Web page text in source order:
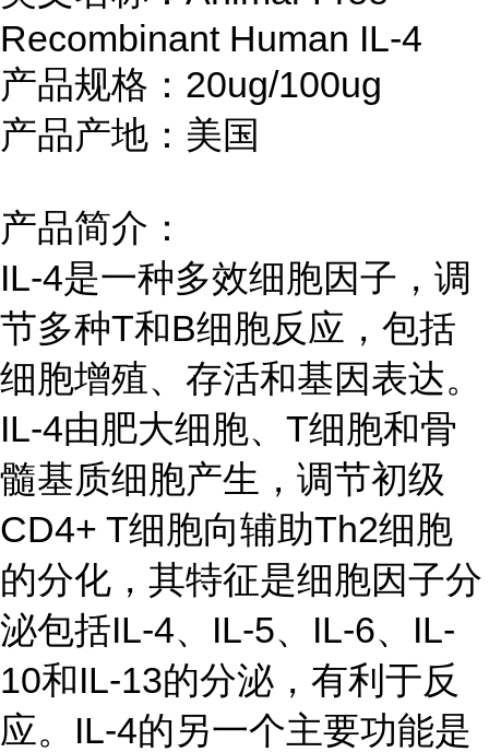
Recombinant Human IL-4
产品规格：20ug/100ug
产品产地：美国
产品简介：
IL-4是一种多效细胞因子，调
节多种T和B细胞反应，包括
细胞增殖、存活和基因表达。
IL-4由肥大细胞、T细胞和骨
髓基质细胞产生，调节初级
CD4+ T细胞向辅助Th2细胞
的分化，其特征是细胞因子分
泌包括IL-4、IL-5、IL-6、IL-
10和IL-13的分泌，有利于反
应。IL-4的另一个主要功能是